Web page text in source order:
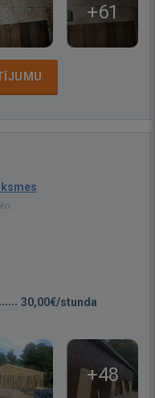
+61
30,00€/stunda
+48